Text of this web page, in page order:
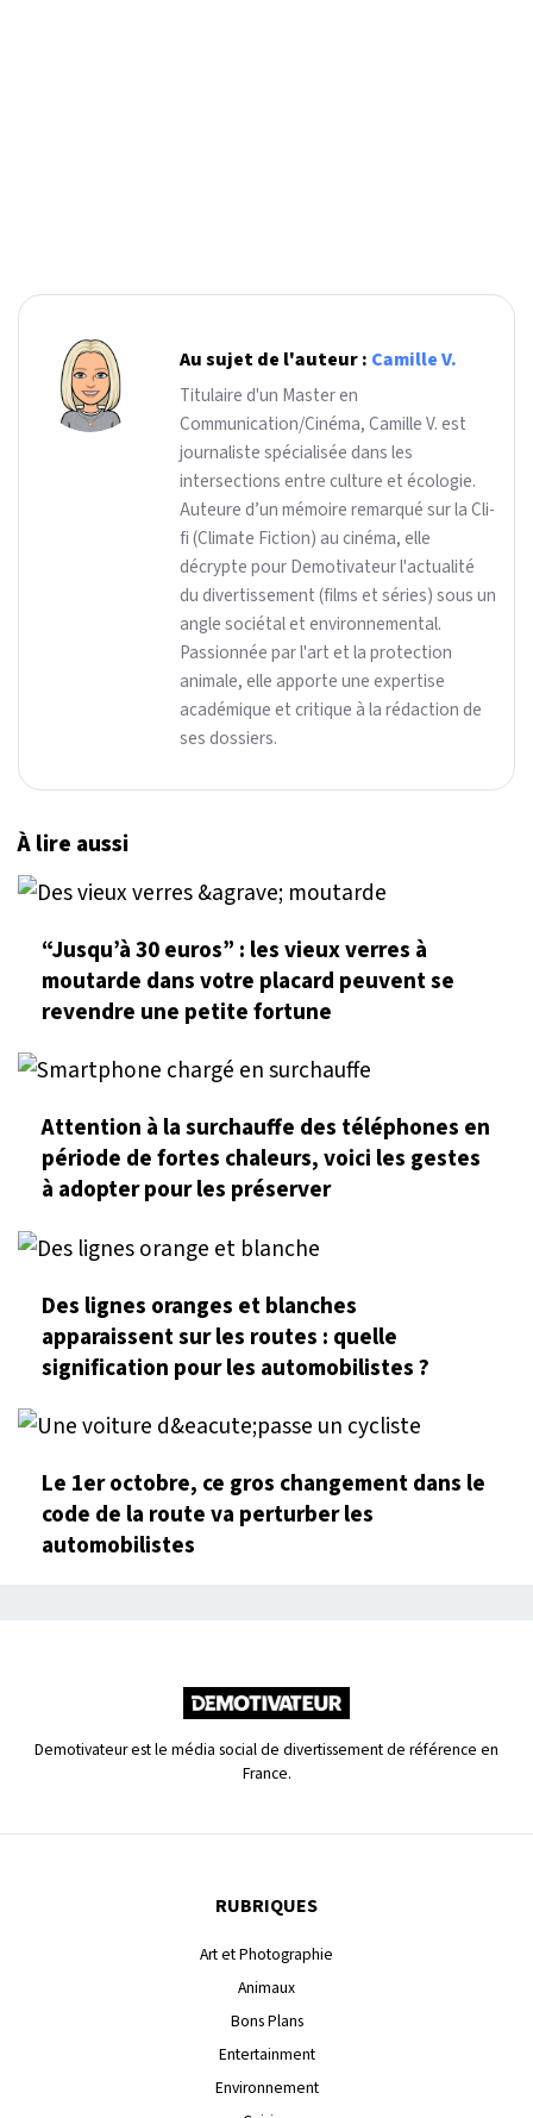
Au sujet de l'auteur : Camille V.
Titulaire d'un Master en
Communication/Cinéma, Camille V. est
journaliste spécialisée dans les
intersections entre culture et écologie.
Auteure d’un mémoire remarqué sur la Cli-
fi (Climate Fiction) au cinéma, elle
décrypte pour Demotivateur l'actualité
du divertissement (films et séries) sous un
angle sociétal et environnemental.
Passionnée par l'art et la protection
animale, elle apporte une expertise
académique et critique à la rédaction de
ses dossiers.
À lire aussi
“Jusqu’à 30 euros” : les vieux verres à
moutarde dans votre placard peuvent se
revendre une petite fortune
Attention à la surchauffe des téléphones en
période de fortes chaleurs, voici les gestes
à adopter pour les préserver
Des lignes oranges et blanches
apparaissent sur les routes : quelle
signification pour les automobilistes ?
Le 1er octobre, ce gros changement dans le
code de la route va perturber les
automobilistes
Demotivateur est le média social de divertissement de référence en
France.
RUBRIQUES
Art et Photographie
Animaux
Bons Plans
Entertainment
Environnement